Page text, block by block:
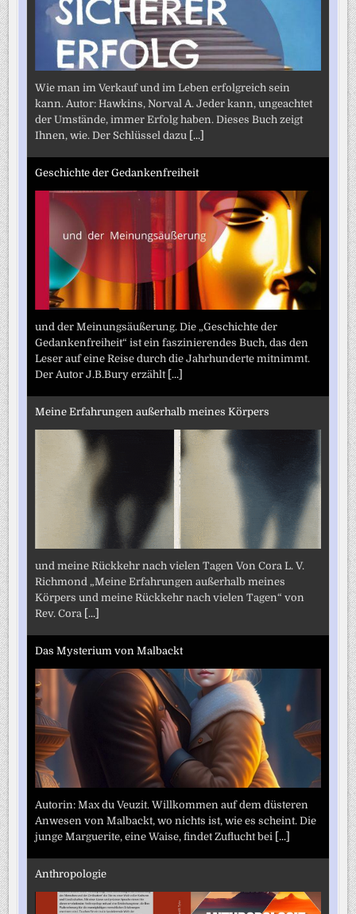
Wie man im Verkauf und im Leben erfolgreich sein
kann. Autor: Hawkins, Norval A. Jeder kann, ungeachtet
der Umstände, immer Erfolg haben. Dieses Buch zeigt
Ihnen, wie. Der Schlüssel dazu [...]
Geschichte der Gedankenfreiheit
und der Meinungsäußerung. Die „Geschichte der
Gedankenfreiheit“ ist ein faszinierendes Buch, das den
Leser auf eine Reise durch die Jahrhunderte mitnimmt.
Der Autor J.B.Bury erzählt [...]
Meine Erfahrungen außerhalb meines Körpers
und meine Rückkehr nach vielen Tagen Von Cora L. V.
Richmond „Meine Erfahrungen außerhalb meines
Körpers und meine Rückkehr nach vielen Tagen“ von
Rev. Cora [...]
Das Mysterium von Malbackt
Autorin: Max du Veuzit. Willkommen auf dem düsteren
Anwesen von Malbackt, wo nichts ist, wie es scheint. Die
junge Marguerite, eine Waise, findet Zuflucht bei [...]
Anthropologie